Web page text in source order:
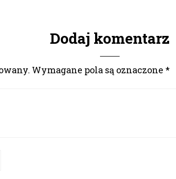
Dodaj komentarz
Wymagane pola są oznaczone *